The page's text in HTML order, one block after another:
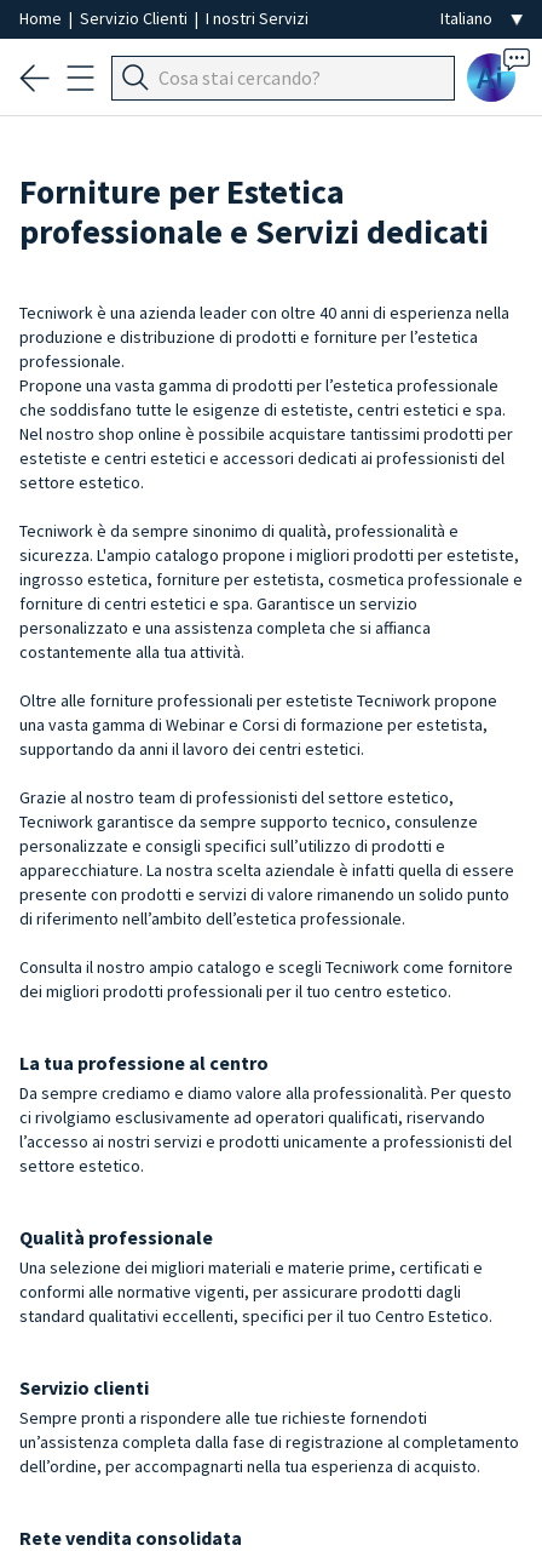
Home | Servizio Clienti | I nostri Servizi
Ai
Forniture per Estetica
professionale e Servizi dedicati
Tecniwork è una azienda leader con oltre 40 anni di esperienza nella
produzione e distribuzione di prodotti e forniture per l’estetica
professionale.
Propone una vasta gamma di prodotti per l’estetica professionale
che soddisfano tutte le esigenze di estetiste, centri estetici e spa.
Nel nostro shop online è possibile acquistare tantissimi prodotti per
estetiste e centri estetici e accessori dedicati ai professionisti del
settore estetico.
Tecniwork è da sempre sinonimo di qualità, professionalità e
sicurezza. L'ampio catalogo propone i migliori prodotti per estetiste,
ingrosso estetica, forniture per estetista, cosmetica professionale e
forniture di centri estetici e spa. Garantisce un servizio
personalizzato e una assistenza completa che si affianca
costantemente alla tua attività.
Oltre alle forniture professionali per estetiste Tecniwork propone
una vasta gamma di Webinar e Corsi di formazione per estetista,
supportando da anni il lavoro dei centri estetici.
Grazie al nostro team di professionisti del settore estetico,
Tecniwork garantisce da sempre supporto tecnico, consulenze
personalizzate e consigli specifici sull’utilizzo di prodotti e
apparecchiature. La nostra scelta aziendale è infatti quella di essere
presente con prodotti e servizi di valore rimanendo un solido punto
di riferimento nell’ambito dell’estetica professionale.
Consulta il nostro ampio catalogo e scegli Tecniwork come fornitore
dei migliori prodotti professionali per il tuo centro estetico.
La tua professione al centro
Da sempre crediamo e diamo valore alla professionalità. Per questo
ci rivolgiamo esclusivamente ad operatori qualificati, riservando
l’accesso ai nostri servizi e prodotti unicamente a professionisti del
settore estetico.
Qualità professionale
Una selezione dei migliori materiali e materie prime, certificati e
conformi alle normative vigenti, per assicurare prodotti dagli
standard qualitativi eccellenti, specifici per il tuo Centro Estetico.
Servizio clienti
Sempre pronti a rispondere alle tue richieste fornendoti
un’assistenza completa dalla fase di registrazione al completamento
dell’ordine, per accompagnarti nella tua esperienza di acquisto.
Rete vendita consolidata